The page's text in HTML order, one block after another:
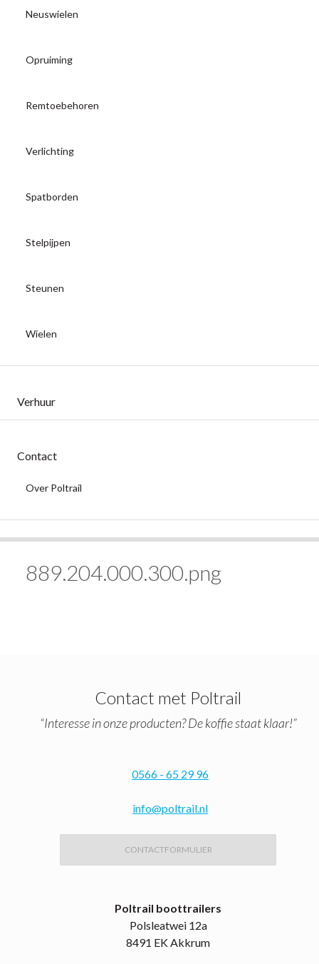
Neuswielen
Opruiming
Remtoebehoren
Verlichting
Spatborden
Stelpijpen
Steunen
Wielen
Verhuur
Contact
Over Poltrail
889.204.000.300.png
Contact met Poltrail
“Interesse in onze producten? De koffie staat klaar!”
0566 - 65 29 96
info@poltrail.nl
CONTACTFORMULIER
Poltrail boottrailers
Polsleatwei 12a
8491 EK Akkrum